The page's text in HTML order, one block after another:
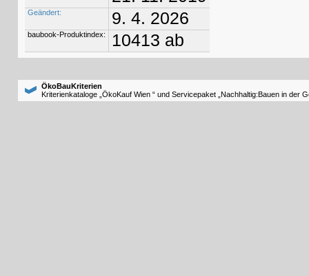
Geändert: 9. 4. 2026
baubook-Produktindex: 10413 ab
ÖkoBauKriterien
Kriterienkataloge „ÖkoKauf Wien “ und Servicepaket „Nachhaltig:Bauen in der